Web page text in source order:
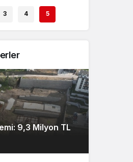
3 4 5
9,3 Milyon TL